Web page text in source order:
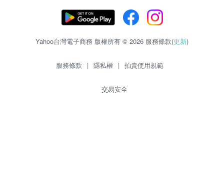
Yahoo台灣電子商務 版權所有 © 2026 服務條款(更新)
服務條款 | 隱私權 | 拍賣使用規範
交易安全